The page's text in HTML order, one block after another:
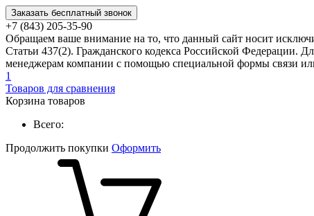
Заказать бесплатный звонок
+7 (843) 205-35-90
Обращаем ваше внимание на то, что данный сайт носит
Статьи 437(2). Гражданского кодекса Российской Федерации.
менеджерам компании с помощью специальной формы связи
1
Товаров для сравнения
Корзина товаров
Всего:
Продолжить покупки Оформить